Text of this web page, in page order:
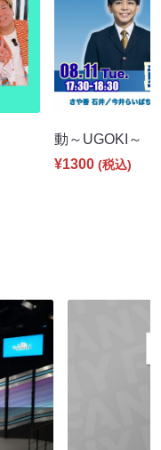
動～UGOKI～
¥1300 (税込)